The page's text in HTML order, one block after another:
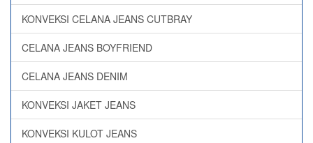
KONVEKSI CELANA JEANS CUTBRAY
CELANA JEANS BOYFRIEND
CELANA JEANS DENIM
KONVEKSI JAKET JEANS
KONVEKSI KULOT JEANS